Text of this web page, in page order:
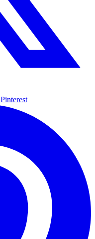
Pinterest